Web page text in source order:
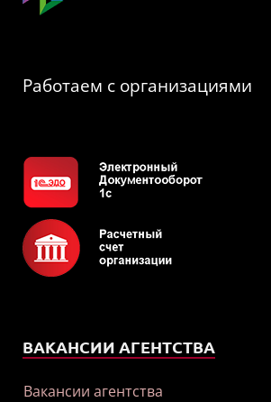
Работаем с организациями
ВАКАНСИИ АГЕНТСТВА
Вакансии агентства